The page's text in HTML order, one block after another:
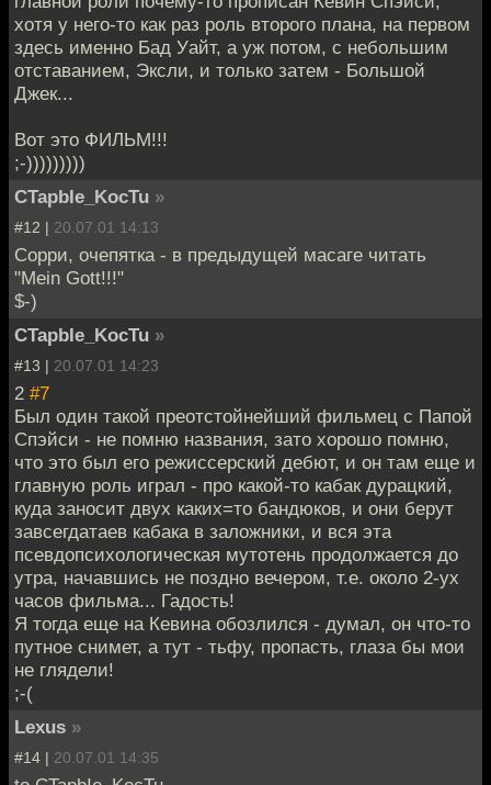
хотя у него-то как раз роль второго плана, на первом
здесь именно Бад Уайт, а уж потом, с небольшим
отставанием, Эксли, и только затем - Большой
Джек...
Вот это ФИЛЬМ!!!
;-)))))))))
CTapbIe_KocTu »
#12 | 20.07.01 14:13
Сорри, очепятка - в предыдущей масаге читать
"Mein Gott!!!"
$-)
CTapbIe_KocTu »
#13 | 20.07.01 14:23
2 #7
Был один такой преотстойнейший фильмец с Папой
Спэйси - не помню названия, зато хорошо помню,
что это был его режиссерский дебют, и он там еще и
главную роль играл - про какой-то кабак дурацкий,
куда заносит двух каких=то бандюков, и они берут
завсегдатаев кабака в заложники, и вся эта
псевдопсихологическая мутотень продолжается до
утра, начавшись не поздно вечером, т.е. около 2-ух
часов фильма... Гадость!
Я тогда еще на Кевина обозлился - думал, он что-то
путное снимет, а тут - тьфу, пропасть, глаза бы мои
не глядели!
;-(
Lexus »
#14 | 20.07.01 14:35